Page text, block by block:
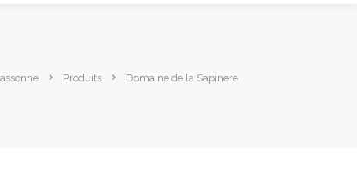
Produits Domaine de la Sapinère